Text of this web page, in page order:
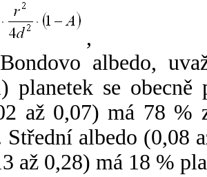
,
albedo,
planetek se
až 0,07) má 78 %
Střední albedo (0,08
až 0,28) má 18 %